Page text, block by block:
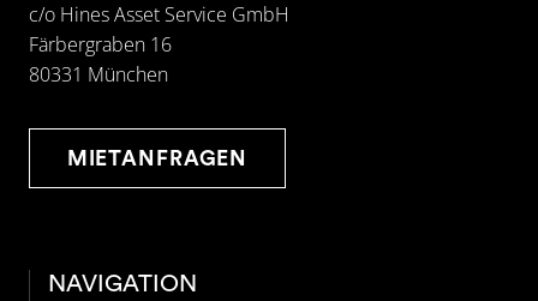
c/o Hines Asset Service GmbH
Färbergraben 16
80331 München
MIETANFRAGEN
NAVIGATION